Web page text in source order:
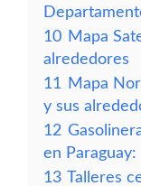
10 Mapa
alrededores
11
Mapa
y sus
12
en Paraguay:
13 Talleres